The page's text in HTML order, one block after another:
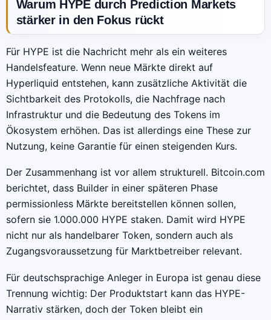
Warum HYPE durch Prediction Markets
stärker in den Fokus rückt
Für HYPE ist die Nachricht mehr als ein weiteres
Handelsfeature. Wenn neue Märkte direkt auf
Hyperliquid entstehen, kann zusätzliche Aktivität die
Sichtbarkeit des Protokolls, die Nachfrage nach
Infrastruktur und die Bedeutung des Tokens im
Ökosystem erhöhen. Das ist allerdings eine These zur
Nutzung, keine Garantie für einen steigenden Kurs.
Der Zusammenhang ist vor allem strukturell. Bitcoin.com
berichtet, dass Builder in einer späteren Phase
permissionless Märkte bereitstellen können sollen,
sofern sie 1.000.000 HYPE staken. Damit wird HYPE
nicht nur als handelbarer Token, sondern auch als
Zugangsvoraussetzung für Marktbetreiber relevant.
Für deutschsprachige Anleger in Europa ist genau diese
Trennung wichtig: Der Produktstart kann das HYPE-
Narrativ stärken, doch der Token bleibt ein